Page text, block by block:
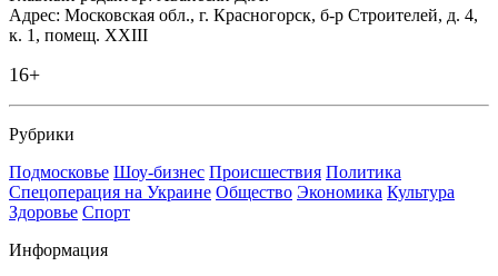
Адрес: Московская обл., г. Красногорск, б-р Строителей, д. 4,
к. 1, помещ. XXIII
16+
Рубрики
Подмосковье Шоу-бизнес Происшествия Политика
Спецоперация на Украине Общество Экономика Культура
Здоровье Спорт
Информация